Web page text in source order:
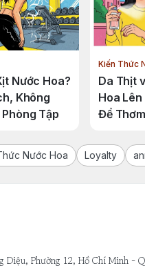
Nước Hoa?
Không
Tập
Kiến Thức
Da Thịt
Hoa
Để
Nước Hoa Loyalty
Diệu, Phường 12, Hồ Chí Minh -